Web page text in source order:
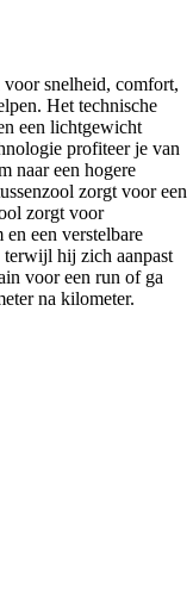
snelheid, comfort,
Het technische
een lichtgewicht
profiteer je van
naar een hogere
zorgt voor een
zorgt voor
een verstelbare
terwijl hij zich aanpast
voor een run of ga
na kilometer.